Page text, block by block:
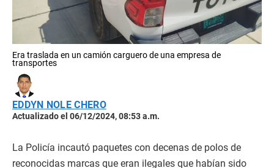
Era traslada en un camión carguero de una empresa de
transportes
EDDYN NOLE CHERO
Actualizado el 06/12/2024, 08:53 a.m.
La Policía incautó paquetes con decenas de polos de
reconocidas marcas que eran ilegales que habían sido